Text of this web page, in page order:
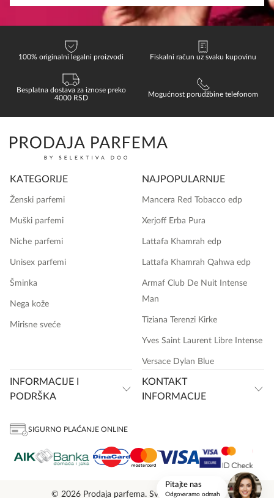
100% originalni legalni proizvodi Fiskalni račun uz svaku kupovinu
Besplatna dostava za iznose preko
4000 RSD
Mogućnost porudžbine telefonom
KATEGORIJE
Ženski parfemi
Muški parfemi
Niche parfemi
Unisex parfemi
Šminka
Nega kože
Mirisne sveće
NAJPOPULARNIJE
Mancera Red Tobacco edp
Xerjoff Erba Pura
Lattafa Khamrah edp
Lattafa Khamrah Qahwa edp
Armaf Club De Nuit Intense
Man
Tiziana Terenzi Kirke
Yves Saint Laurent Libre Intense
Versace Dylan Blue
INFORMACIJE I
PODRŠKA
KONTAKT
INFORMACIJE
SIGURNO PLAĆANJE ONLINE
© 2026 Prodaja parfema. Sva prava zadržana.
Pitajte nas
Odgovaramo odmah